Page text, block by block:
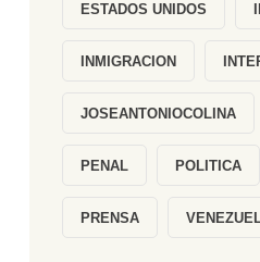
ESTADOS UNIDOS
INMIGRACION
JOSEANTONIOCOLINA
PENAL POLITICA
PRENSA